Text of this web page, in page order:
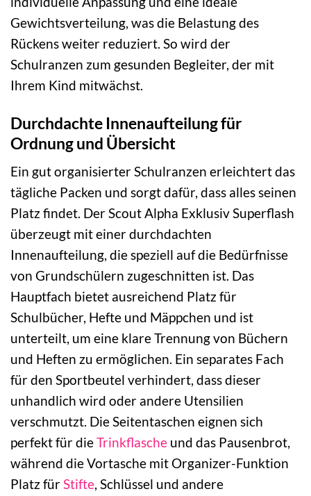
Gewichtsverteilung, was die Belastung des
Rückens weiter reduziert. So wird der
Schulranzen zum gesunden Begleiter, der mit
Ihrem Kind mitwächst.
Durchdachte Innenaufteilung für
Ordnung und Übersicht
Ein gut organisierter Schulranzen erleichtert das
tägliche Packen und sorgt dafür, dass alles seinen
Platz findet. Der Scout Alpha Exklusiv Superflash
überzeugt mit einer durchdachten
Innenaufteilung, die speziell auf die Bedürfnisse
von Grundschülern zugeschnitten ist. Das
Hauptfach bietet ausreichend Platz für
Schulbücher, Hefte und Mäppchen und ist
unterteilt, um eine klare Trennung von Büchern
und Heften zu ermöglichen. Ein separates Fach
für den Sportbeutel verhindert, dass dieser
unhandlich wird oder andere Utensilien
verschmutzt. Die Seitentaschen eignen sich
perfekt für dieTrinkflasche und das Pausenbrot,
während die Vortasche mit Organizer-Funktion
Platz fürStifte, Schlüssel und andere